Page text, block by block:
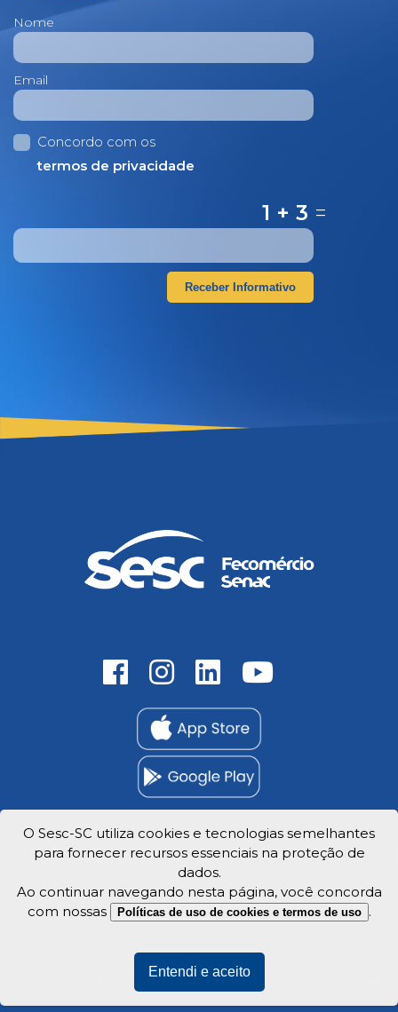
Nome
Email
Concordo com os
termos de privacidade
1 + 3 =
Receber Informativo
Trabalhe Conosco
Privacidade e dados
Veja o mapa do site
O Sesc-SC utiliza cookies e tecnologias semelhantes
para fornecer recursos essenciais na proteção de
dados.
Ao continuar navegando nesta página, você concorda
com nossas
Políticas de uso de cookies e termos de uso .
Entendi e aceito